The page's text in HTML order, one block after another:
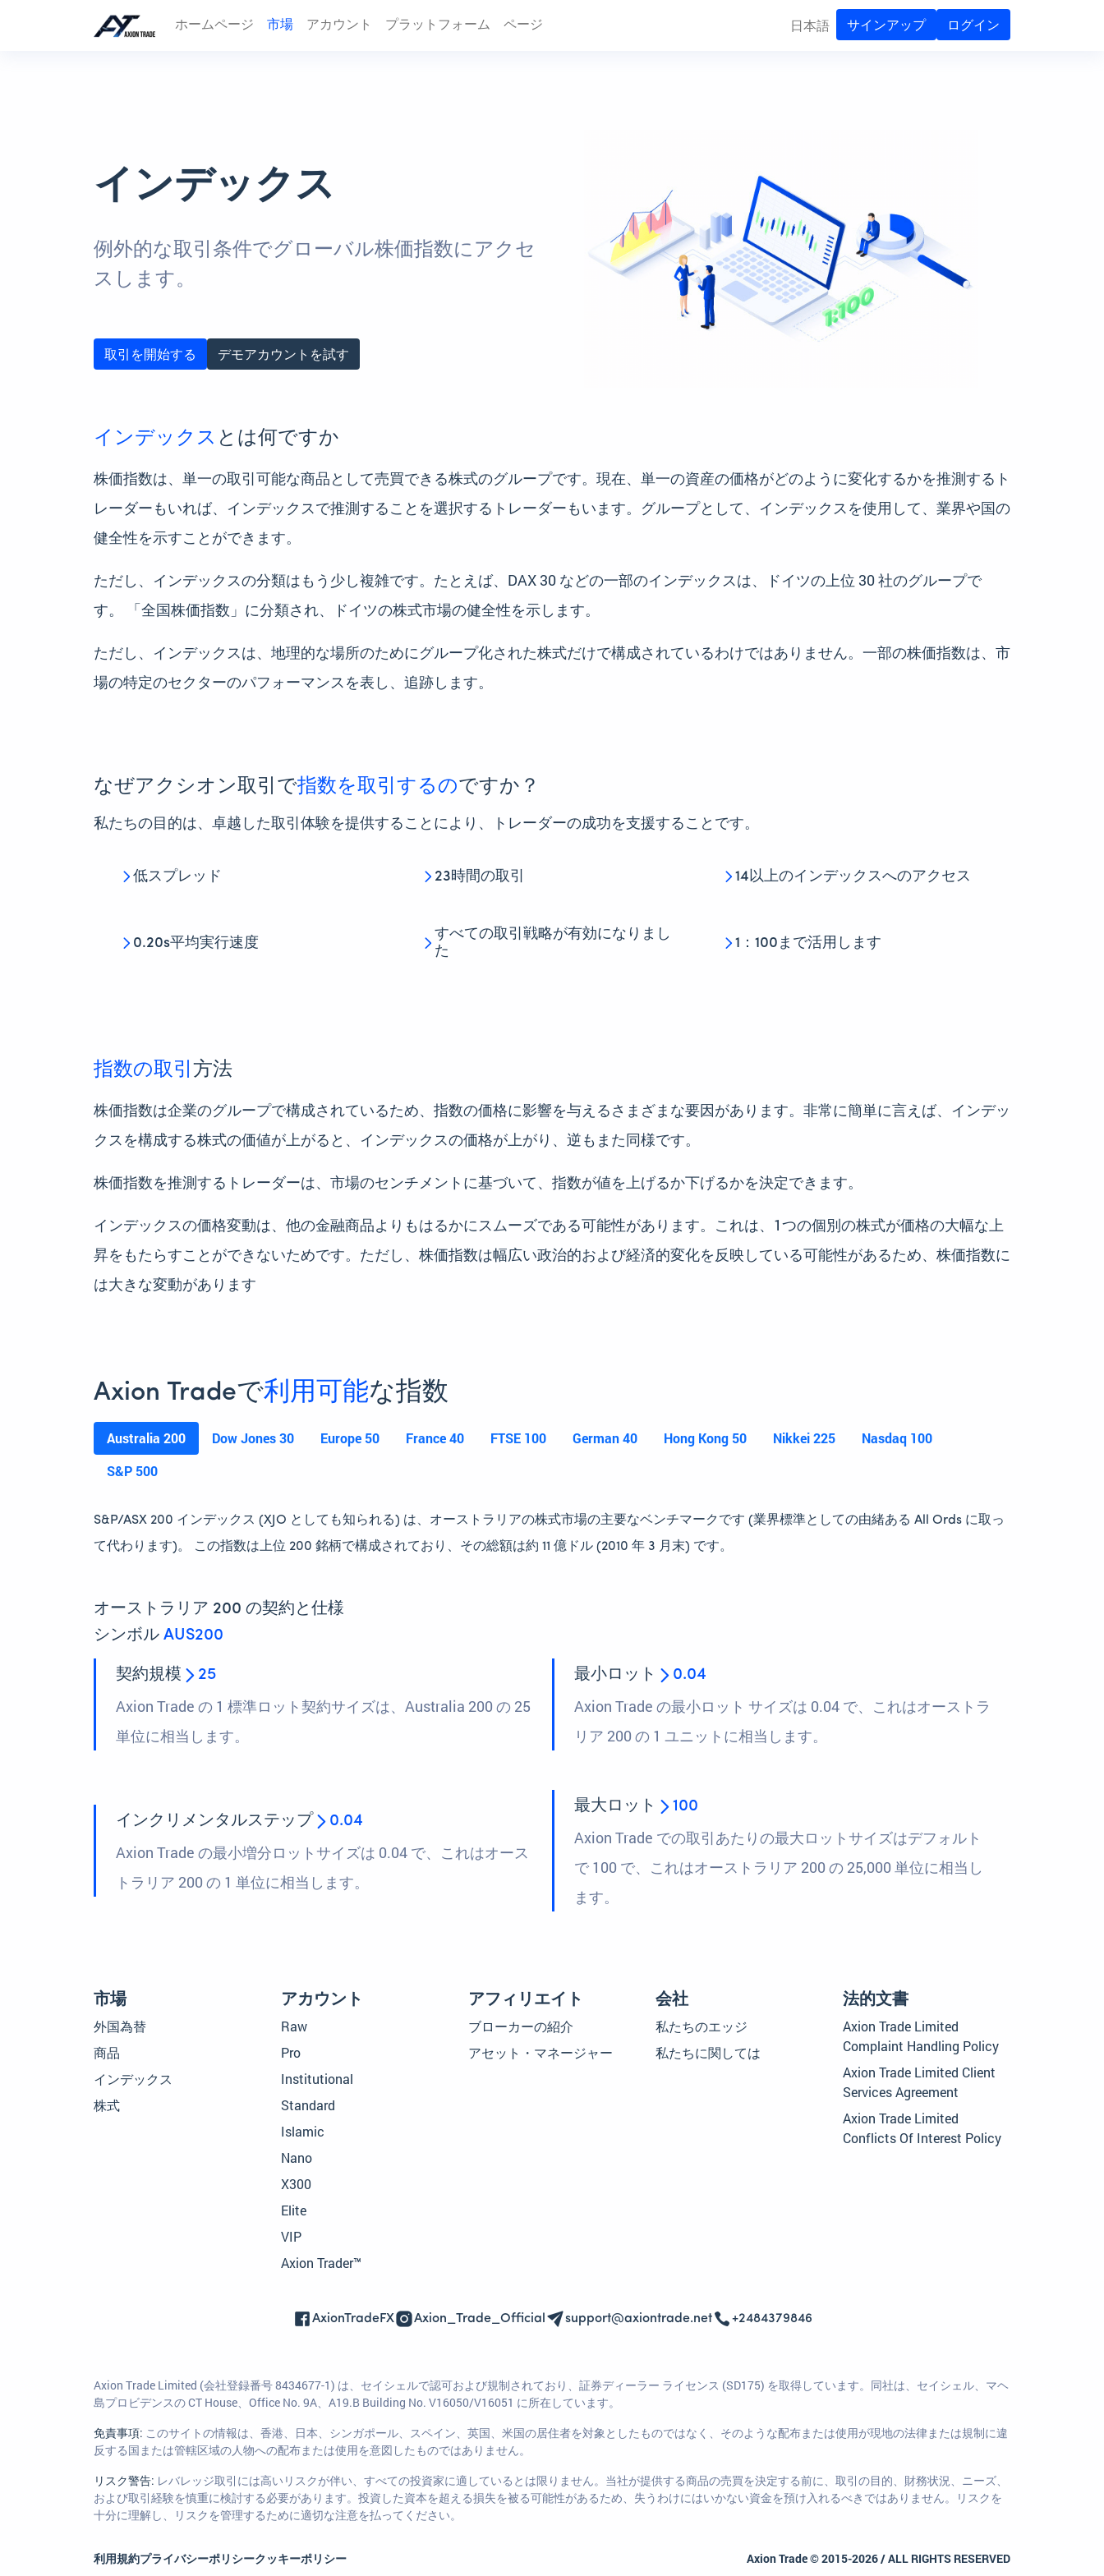
ホームページ 市場 アカウント プラットフォーム ページ 日本語 サインアップ ログイン
インデックス
例外的な取引条件でグローバル株価指数にアクセ
スします。
取引を開始する デモアカウントを試す
インデックス とは何ですか
株価指数は、単一の取引可能な商品として売買できる株式のグループです。現在、単一の資産の価格がどのように変化するかを推測するト
レーダーもいれば、インデックスで推測することを選択するトレーダーもいます。グループとして、インデックスを使用して、業界や国の
健全性を示すことができます。
ただし、インデックスの分類はもう少し複雑です。たとえば、DAX 30 などの一部のインデックスは、ドイツの上位 30 社のグループで
す。 「全国株価指数」に分類され、ドイツの株式市場の健全性を示します。
ただし、インデックスは、地理的な場所のためにグループ化された株式だけで構成されているわけではありません。一部の株価指数は、市
場の特定のセクターのパフォーマンスを表し、追跡します。
なぜアクシオン取引で指数を取引するのですか？
私たちの目的は、卓越した取引体験を提供することにより、トレーダーの成功を支援することです。
低スプレッド 23時間の取引 14以上のインデックスへのアクセス
0.20s平均実行速度
すべての取引戦略が有効になりまし
た
1：100まで活用します
指数の取引 方法
株価指数は企業のグループで構成されているため、指数の価格に影響を与えるさまざまな要因があります。非常に簡単に言えば、インデッ
クスを構成する株式の価値が上がると、インデックスの価格が上がり、逆もまた同様です。
株価指数を推測するトレーダーは、市場のセンチメントに基づいて、指数が値を上げるか下げるかを決定できます。
インデックスの価格変動は、他の金融商品よりもはるかにスムーズである可能性があります。これは、1つの個別の株式が価格の大幅な上
昇をもたらすことができないためです。ただし、株価指数は幅広い政治的および経済的変化を反映している可能性があるため、株価指数に
は大きな変動があります
Axion Tradeで利用可能な指数
Australia 200 Dow Jones 30 Europe 50 France 40 FTSE 100 German 40 Hong Kong 50 Nikkei 225
Nasdaq 100
S&P 500
S&P/ASX 200 インデックス (XJO としても知られる) は、オーストラリアの株式市場の主要なベンチマークです (業界標準としての由緒ある All Ords に取っ
て代わります)。 この指数は上位 200 銘柄で構成されており、その総額は約 11 億ドル (2010 年 3 月末) です。
オーストラリア 200 の契約と仕様
シンボル AUS200
契約規模 25
Axion Trade の 1 標準ロット契約サイズは、Australia 200 の 25
単位に相当します。
最小ロット 0.04
Axion Trade の最小ロット サイズは 0.04 で、これはオーストラ
リア 200 の 1 ユニットに相当します。
インクリメンタルステップ 0.04
Axion Trade の最小増分ロットサイズは 0.04 で、これはオース
トラリア 200 の 1 単位に相当します。
最大ロット 100
Axion Trade での取引あたりの最大ロットサイズはデフォルト
で 100 で、これはオーストラリア 200 の 25,000 単位に相当し
ます。
市場
外国為替
商品
インデックス
株式
アカウント
Raw
Pro
Institutional
Standard
Islamic
Nano
X300
Elite
VIP
Axion Trader™
アフィリエイト
ブローカーの紹介
アセット・マネージャー
会社
私たちのエッジ
私たちに関しては
法的文書
Axion Trade Limited
Complaint Handling Policy
Axion Trade Limited Client
Services Agreement
Axion Trade Limited
Conflicts Of Interest Policy
AxionTradeFX Axion_Trade_Official support@axiontrade.net +2484379846
Axion Trade Limited (会社登録番号 8434677-1) は、セイシェルで認可および規制されており、証券ディーラー ライセンス (SD175) を取得しています。同社は、セイシェル、マヘ
島プロビデンスの CT House、Office No. 9A、A19.B Building No. V16050/V16051 に所在しています。
免責事項: このサイトの情報は、香港、日本、シンガポール、スペイン、英国、米国の居住者を対象としたものではなく、そのような配布または使用が現地の法律または規制に違
反する国または管轄区域の人物への配布または使用を意図したものではありません。
リスク警告: レバレッジ取引には高いリスクが伴い、すべての投資家に適しているとは限りません。当社が提供する商品の売買を決定する前に、取引の目的、財務状況、ニーズ、
および取引経験を慎重に検討する必要があります。投資した資本を超える損失を被る可能性があるため、失うわけにはいかない資金を預け入れるべきではありません。リスクを
十分に理解し、リスクを管理するために適切な注意を払ってください。
利用規約プライバシーポリシークッキーポリシー Axion Trade © 2015-2026 / ALL RIGHTS RESERVED